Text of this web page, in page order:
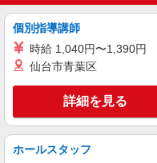
個別指導講師
時給 1,040円〜1,390円
仙台市青葉区
詳細を見る
ホールスタッフ